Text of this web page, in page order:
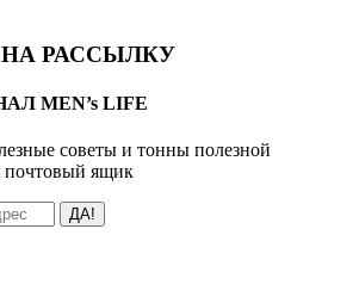
РАССЫЛКУ
MEN’s LIFE
советы и тонны полезной
ящик
ДА!